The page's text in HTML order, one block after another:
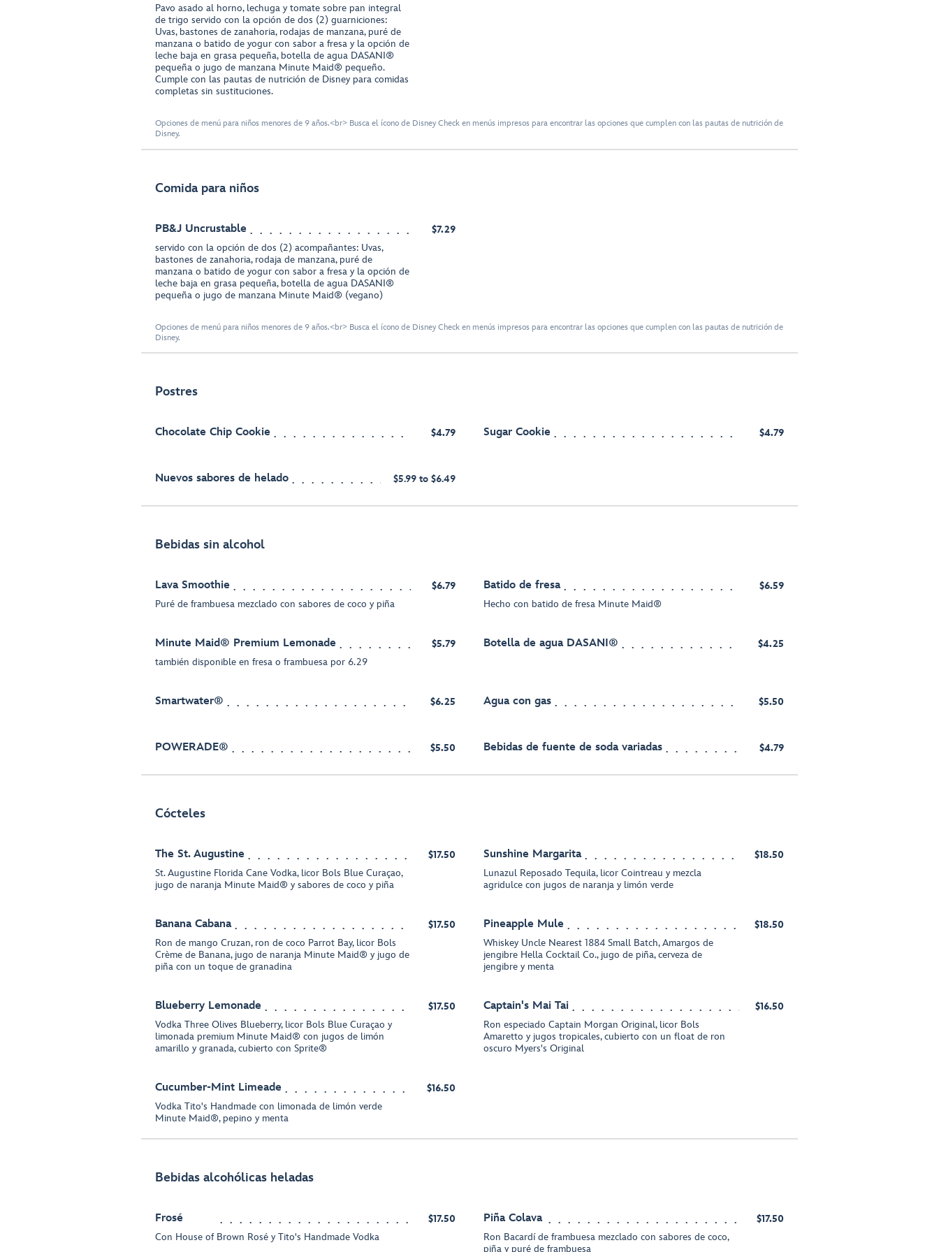
Pavo asado al horno, lechuga y tomate sobre pan integral
de trigo servido con la opción de dos (2) guarniciones:
Uvas, bastones de zanahoria, rodajas de manzana, puré de
manzana o batido de yogur con sabor a fresa y la opción de
leche baja en grasa pequeña, botella de agua DASANI®
pequeña o jugo de manzana Minute Maid® pequeño.
Cumple con las pautas de nutrición de Disney para comidas
completas sin sustituciones.
Opciones de menú para niños menores de 9 años.<br> Busca el ícono de Disney Check en menús impresos para encontrar las opciones que cumplen con las pautas de nutrición de
Disney.
Comida para niños
PB&J Uncrustable
servido con la opción de dos (2) acompañantes: Uvas,
bastones de zanahoria, rodaja de manzana, puré de
manzana o batido de yogur con sabor a fresa y la opción de
leche baja en grasa pequeña, botella de agua DASANI®
pequeña o jugo de manzana Minute Maid® (vegano)
$7.29
Opciones de menú para niños menores de 9 años.<br> Busca el ícono de Disney Check en menús impresos para encontrar las opciones que cumplen con las pautas de nutrición de
Disney.
Postres
Chocolate Chip Cookie $4.79 Sugar Cookie $4.79
Nuevos sabores de helado $5.99 to $6.49
Bebidas sin alcohol
Lava Smoothie
Puré de frambuesa mezclado con sabores de coco y piña
$6.79 Batido de fresa
Hecho con batido de fresa Minute Maid®
$6.59
Minute Maid® Premium Lemonade
también disponible en fresa o frambuesa por 6.29
$5.79 Botella de agua DASANI® $4.25
Smartwater® $6.25 Agua con gas $5.50
POWERADE® $5.50 Bebidas de fuente de soda variadas $4.79
Cócteles
The St. Augustine
St. Augustine Florida Cane Vodka, licor Bols Blue Curaçao,
jugo de naranja Minute Maid® y sabores de coco y piña
$17.50 Sunshine Margarita
Lunazul Reposado Tequila, licor Cointreau y mezcla
agridulce con jugos de naranja y limón verde
$18.50
Banana Cabana
Ron de mango Cruzan, ron de coco Parrot Bay, licor Bols
Crème de Banana, jugo de naranja Minute Maid® y jugo de
piña con un toque de granadina
$17.50 Pineapple Mule
Whiskey Uncle Nearest 1884 Small Batch, Amargos de
jengibre Hella Cocktail Co., jugo de piña, cerveza de
jengibre y menta
$18.50
Blueberry Lemonade
Vodka Three Olives Blueberry, licor Bols Blue Curaçao y
limonada premium Minute Maid® con jugos de limón
amarillo y granada, cubierto con Sprite®
$17.50 Captain's Mai Tai
Ron especiado Captain Morgan Original, licor Bols
Amaretto y jugos tropicales, cubierto con un float de ron
oscuro Myers's Original
$16.50
Cucumber-Mint Limeade
Vodka Tito's Handmade con limonada de limón verde
Minute Maid®, pepino y menta
$16.50
Bebidas alcohólicas heladas
Frosé
Con House of Brown Rosé y Tito's Handmade Vodka
$17.50 Piña Colava
Ron Bacardí de frambuesa mezclado con sabores de coco,
piña y puré de frambuesa
$17.50